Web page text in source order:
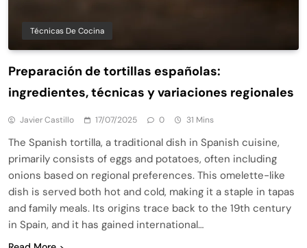
Técnicas De Cocina
Preparación de tortillas españolas:
ingredientes, técnicas y variaciones regionales
Javier Castillo 17/07/2025 0 31 Mins
The Spanish tortilla, a traditional dish in Spanish cuisine,
primarily consists of eggs and potatoes, often including
onions based on regional preferences. This omelette-like
dish is served both hot and cold, making it a staple in tapas
and family meals. Its origins trace back to the 19th century
in Spain, and it has gained international…